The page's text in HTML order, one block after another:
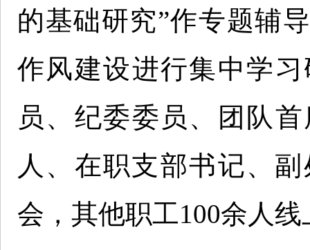
的基础研究”作专题辅
作风建设进行集中学
员、纪委委员、团队
人、在职支部书记、
会，其他职工100余人